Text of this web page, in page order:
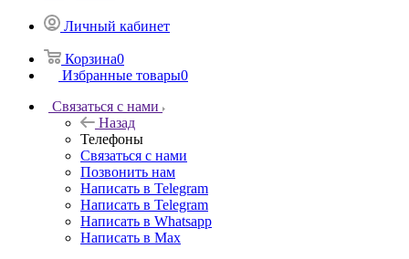
Личный кабинет
Корзина0
Избранные товары0
Связаться с нами
Назад
Телефоны
Связаться с нами
Позвонить нам
Написать в Telegram
Написать в Telegram
Написать в Whatsapp
Написать в Max